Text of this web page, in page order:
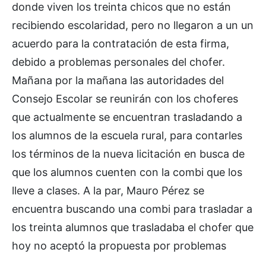
donde viven los treinta chicos que no están
recibiendo escolaridad, pero no llegaron a un un
acuerdo para la contratación de esta firma,
debido a problemas personales del chofer.
Mañana por la mañana las autoridades del
Consejo Escolar se reunirán con los choferes
que actualmente se encuentran trasladando a
los alumnos de la escuela rural, para contarles
los términos de la nueva licitación en busca de
que los alumnos cuenten con la combi que los
lleve a clases. A la par, Mauro Pérez se
encuentra buscando una combi para trasladar a
los treinta alumnos que trasladaba el chofer que
hoy no aceptó la propuesta por problemas